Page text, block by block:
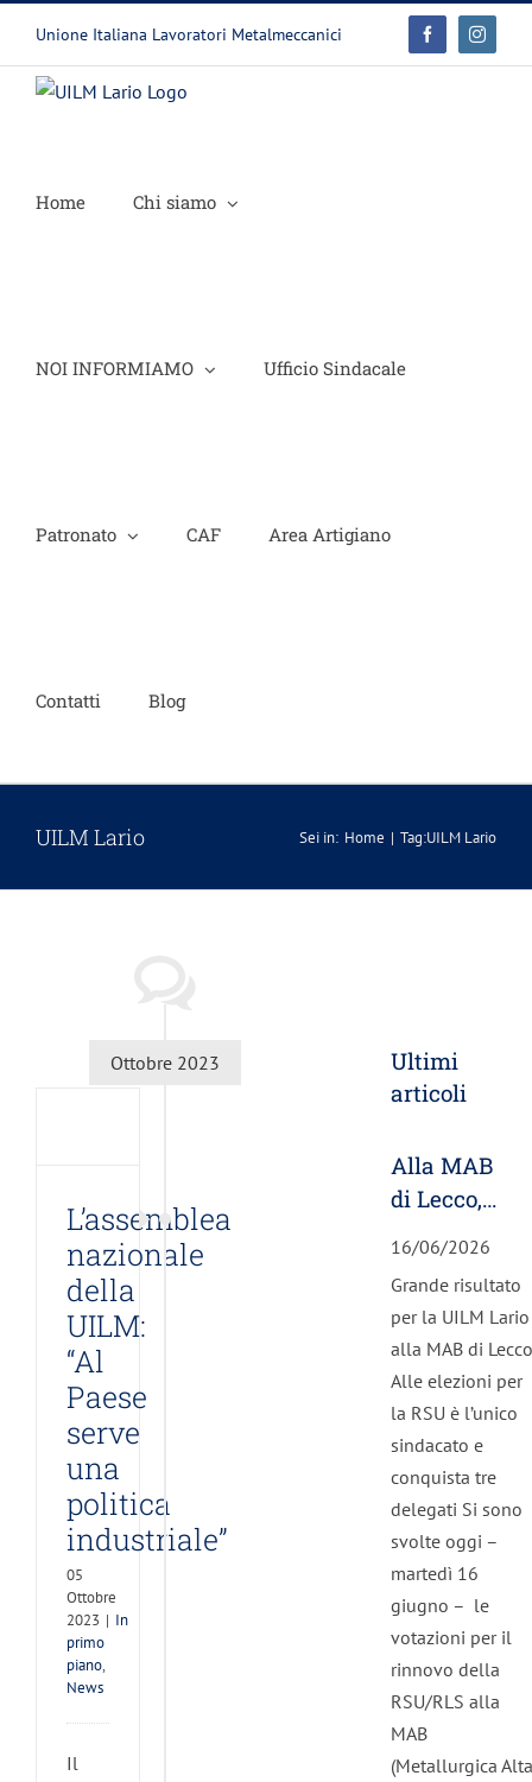
contenuto
Unione Italiana Lavoratori Metalmeccanici Facebook
Home Chi siamo
NOI INFORMIAMO Ufficio Sindacale
Patronato CAF Area Artigiano
Contatti Blog
UILM Lario Sei in: Home Tag:UILM Lario
Ottobre 2023
L’assemblea
nazionale
della
UILM:
“Al
Paese
serve
una
politica
industriale”
05
Ottobre
2023 | In
primo
piano,
News
Il
Ultimi
articoli
Alla MAB
di Lecco,
unica
forza
sindacale.
Eletti tre
RSU
16/06/2026
Grande risultato
per la UILM Lario
alla MAB di Lecco
Alle elezioni per
la RSU è l’unico
sindacato e
conquista tre
delegati Si sono
svolte oggi –
martedì 16
giugno – le
votazioni per il
rinnovo della
RSU/RLS alla
MAB
(Metallurgica Alta